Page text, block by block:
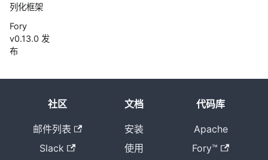
列化框架
Fory
v0.13.0 发
布
v0.12.2 发
社区
邮件列表
Slack
文档
安装
使用
代码库
Apache
Fory™